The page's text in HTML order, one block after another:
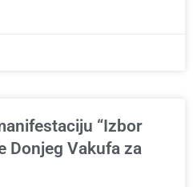
“Izbor
Donjeg Vakufa za